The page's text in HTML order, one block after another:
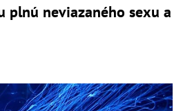
neviazaného sexu a